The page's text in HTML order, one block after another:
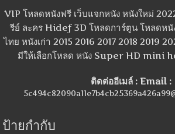
VIP โหลดหนังฟรี เว็บแจกหนัง หนังใหม่
รีย์ ละคร Hidef 3D โหลดการ์ตูน โหลดหนั
ไทย หนังเก่า 2015 2016 2017 2018 2019
มีให้เลือกโหลด หนัง Super HD mini
ติดต่ออีเมล์ : Email :
ป้ายกำกับ